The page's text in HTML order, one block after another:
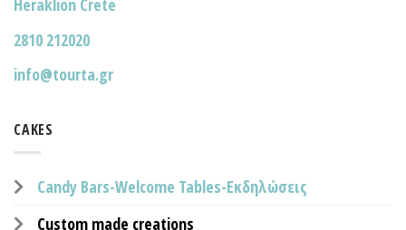
Heraklion Crete
2810 212020
info@tourta.gr
CAKES
Candy Bars-Welcome Tables-Εκδηλώσεις
Custom made creations